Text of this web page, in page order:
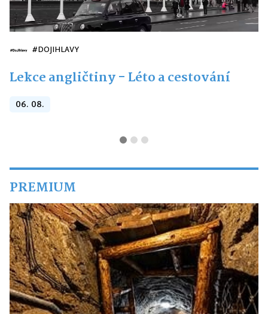
#DOJIHLAVY
Lekce angličtiny - Léto a cestování
06. 08.
PREMIUM